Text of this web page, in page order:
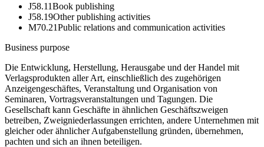
J58.11Book publishing
J58.19Other publishing activities
M70.21Public relations and communication activities
Business purpose
Die Entwicklung, Herstellung, Herausgabe und der Handel mit
Verlagsprodukten aller Art, einschließlich des zugehörigen
Anzeigengeschäftes, Veranstaltung und Organisation von
Seminaren, Vortragsveranstaltungen und Tagungen. Die
Gesellschaft kann Geschäfte in ähnlichen Geschäftszweigen
betreiben, Zweigniederlassungen errichten, andere Unternehmen mit
gleicher oder ähnlicher Aufgabenstellung gründen, übernehmen,
pachten und sich an ihnen beteiligen.